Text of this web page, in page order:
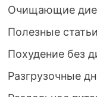
Очищающие
Полезные статьи
Похудение без
Разгрузочные